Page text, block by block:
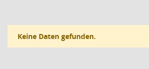
Keine Daten gefunden.